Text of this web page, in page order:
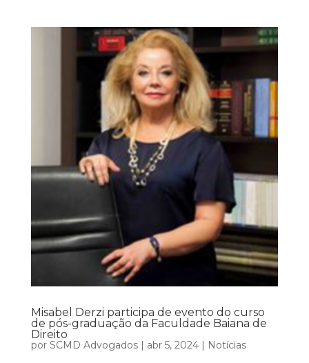
Misabel Derzi participa de evento do curso
de pós-graduação da Faculdade Baiana de
Direito
por SCMD Advogados| abr 5, 2024| Notícias